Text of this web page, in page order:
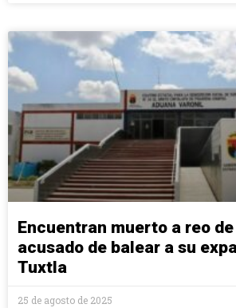
Encuentran muerto a reo
acusado de balear a su
Tuxtla
25 de agosto de 2025